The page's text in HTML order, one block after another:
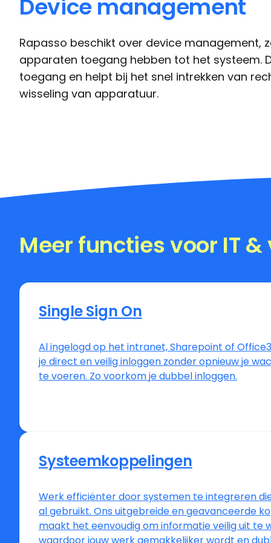
Device management
Rapasso beschikt over device management,
apparaten toegang hebben tot het systeem.
toegang en helpt bij het snel intrekken van
wisseling van apparatuur.
Meer functies voor IT
Single Sign On
Al ingelogd op het intranet, Sharepoint of
je direct en veilig inloggen zonder opnieuw je
te voeren. Zo voorkom je dubbel inloggen.
Systeemkoppelingen
Werk efficiënter door systemen te integreren
al gebruikt. Ons uitgebreide en geavanceerde
maakt het eenvoudig om informatie veilig uit te